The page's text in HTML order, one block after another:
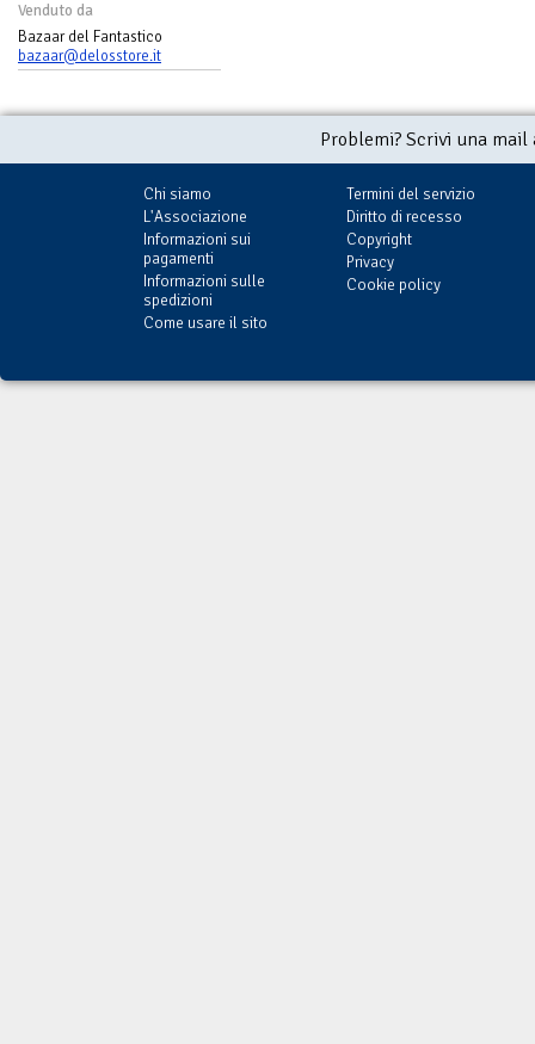
Venduto da
Bazaar del Fantastico
bazaar@delosstore.it
Problemi? Scrivi una
Chi siamo
L'Associazione
Informazioni sui
pagamenti
Informazioni sulle
spedizioni
Come usare il sito
Termini del servizio
Diritto di recesso
Copyright
Privacy
Cookie policy